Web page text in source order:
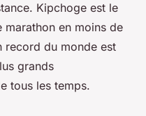
Kipchoge est le
marathon en moins de
record du monde est
grands
tous les temps.